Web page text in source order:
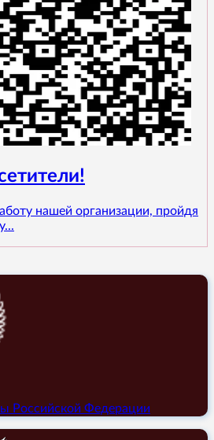
нашей организации, пройдя
Российской Федерации